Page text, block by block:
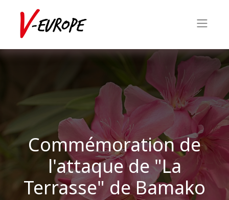
Commémoration de
l'attaque de "La
Terrasse" de Bamako